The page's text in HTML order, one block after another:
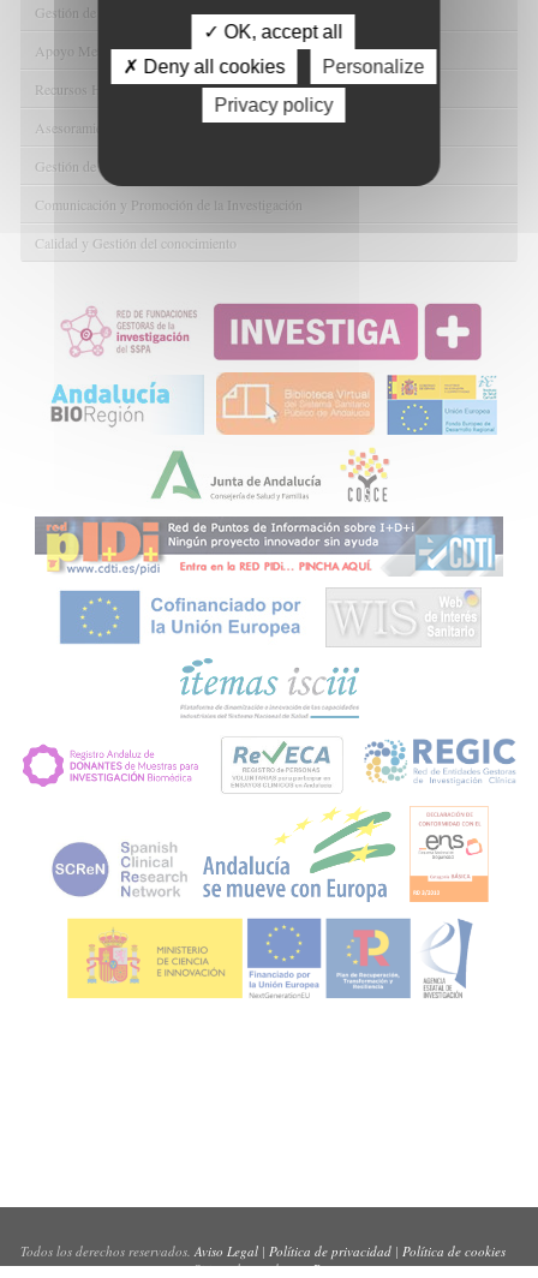
Gestión de Ayudas y Oportunidad de Financiación
Apoyo Metodológico y/o Estadístico
Recursos Humanos
Asesoramiento y Gestión Económica-Administrativa
Gestión de Convenios y Donaciones
Comunicación y Promoción de la Investigación
Calidad y Gestión del conocimiento
Todos los derechos reservados.Aviso Legal| Política de privacidad| Política de cookies
Sitio web creado porPynso
✓ OK, accept all
✗ Deny all cookies
Personalize
Privacy policy